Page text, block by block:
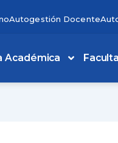
Autogestión Docente
Académica